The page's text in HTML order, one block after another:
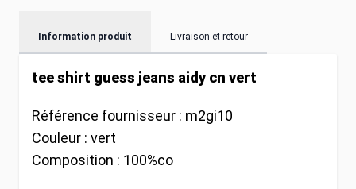
Information produit Livraison et retour
tee shirt guess jeans aidy cn vert
Référence fournisseur : m2gi10
Couleur : vert
Composition : 100%co